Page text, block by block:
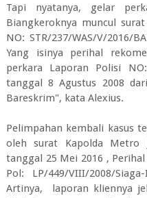
Tapi nyatanya, gelar
Biangkeroknya muncul
NO: STR/237/WAS/V/2016/
Yang isinya perihal
perkara Laporan Polisi
tanggal 8 Agustus 2008
Bareskrim", kata Alexius.
Pelimpahan kembali kasus
oleh surat Kapolda Metro
tanggal 25 Mei 2016 ,
Pol: LP/449/VIII/2008/
Artinya, laporan kliennya